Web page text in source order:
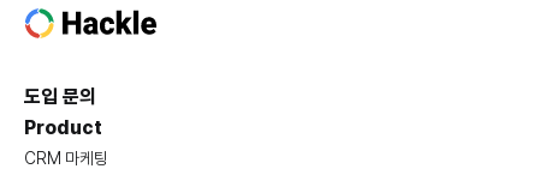
도입 문의
Product
CRM 마케팅